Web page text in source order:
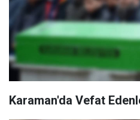
Karaman'da Vefat